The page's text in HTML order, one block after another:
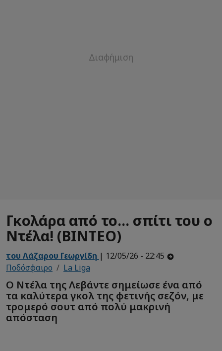
Γκολάρα από το... σπίτι του ο
Ντέλα! (ΒΙΝΤΕΟ)
του Λάζαρου Γεωργίδη | 12/05/26 - 22:45
Ποδόσφαιρο
La Liga
Ο Ντέλα της Λεβάντε σημείωσε ένα από
τα καλύτερα γκολ της φετινής σεζόν, με
τρομερό σουτ από πολύ μακρινή
απόσταση